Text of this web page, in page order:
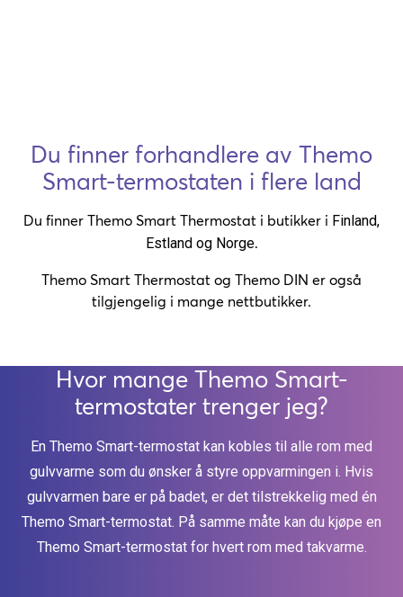
Du finner forhandlere av Themo
Smart-termostaten i flere land
Du finner Themo Smart Thermostat i butikker i Finland,
Estland og Norge.
Themo Smart Thermostat og Themo DIN er også
tilgjengelig i mange nettbutikker.
Hvor mange Themo Smart-
termostater trenger jeg?
En Themo Smart-termostat kan kobles til alle rom med
gulvvarme som du ønsker å styre oppvarmingen i. Hvis
gulvvarmen bare er på badet, er det tilstrekkelig med én
Themo Smart-termostat. På samme måte kan du kjøpe en
Themo Smart-termostat for hvert rom med takvarme.